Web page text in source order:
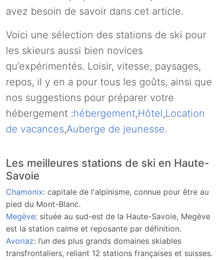
avez besoin de savoir dans cet article.
Voici une sélection des stations de ski pour
les skieurs aussi bien novices
qu’expérimentés. Loisir, vitesse, paysages,
repos, il y en a pour tous les goûts, ainsi que
nos suggestions pour préparer votre
hébergement :hébergement,Hôtel,Location
de vacances,Auberge de jeunesse.
Les meilleures stations de ski en Haute-
Savoie
Chamonix: capitale de l'alpinisme, connue pour être au
pied du Mont-Blanc.
Megève: située au sud-est de la Haute-Savoie, Megève
est la station calme et reposante par définition.
Avoriaz: l’un des plus grands domaines skiables
transfrontaliers, reliant 12 stations françaises et suisses.